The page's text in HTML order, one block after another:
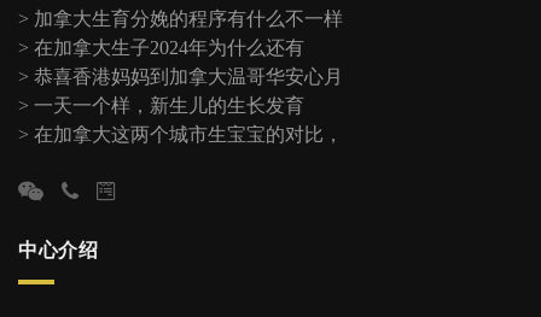
> 加拿大生育分娩的程序有什么不一样
> 在加拿大生子2024年为什么还有
> 恭喜香港妈妈到加拿大温哥华安心月
> 一天一个样，新生儿的生长发育
> 在加拿大这两个城市生宝宝的对比，
中心介绍